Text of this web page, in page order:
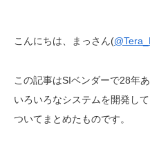
こんにちは、まっさん(
この記事はSIベンダーで28年
いろいろなシステムを開発し
ついてまとめたものです。